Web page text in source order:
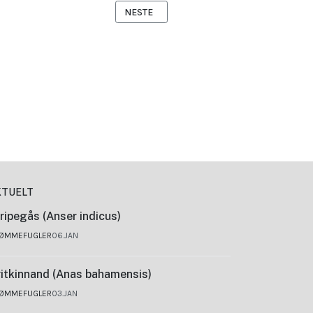
NESTE ARTIKKEL: ODDLEIF RESHEIMS
NESTE
(Anser indicus)
06.JAN
(Anas bahamensis)
03.JAN